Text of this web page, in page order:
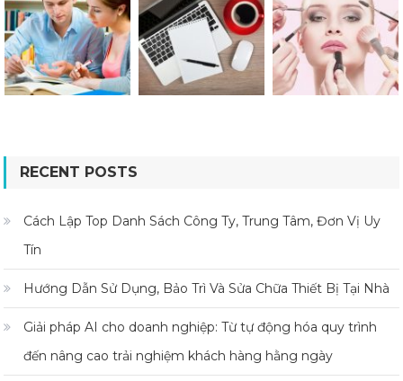
RECENT POSTS
Cách Lập Top Danh Sách Công Ty, Trung Tâm, Đơn Vị Uy
Tín
Hướng Dẫn Sử Dụng, Bảo Trì Và Sửa Chữa Thiết Bị Tại Nhà
Giải pháp AI cho doanh nghiệp: Từ tự động hóa quy trình
đến nâng cao trải nghiệm khách hàng hằng ngày